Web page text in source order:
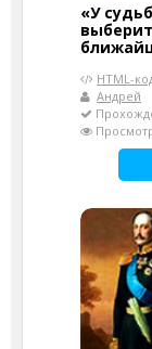
«У
HTML-
Андрей